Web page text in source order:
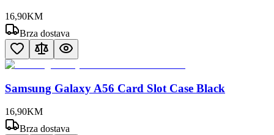
16,90KM
Brza dostava
Samsung Galaxy A56 Card Slot Case Black
16,90KM
Brza dostava